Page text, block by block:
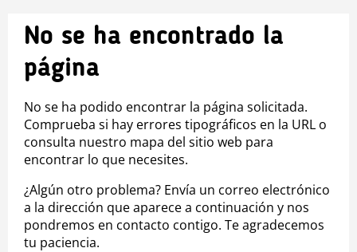
No se ha encontrado la
página
No se ha podido encontrar la página solicitada.
Comprueba si hay errores tipográficos en la URL o
consulta nuestro mapa del sitio web para
encontrar lo que necesites.
¿Algún otro problema? Envía un correo electrónico
a la dirección que aparece a continuación y nos
pondremos en contacto contigo. Te agradecemos
tu paciencia.